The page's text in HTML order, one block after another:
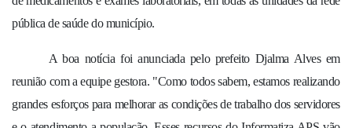
pública de saúde do município.
A boa notícia foi anunciada pelo prefeito Djalma Alves em
reunião com a equipe gestora. "Como todos sabem, estamos realizando
grandes esforços para melhorar as condições de trabalho dos servidores